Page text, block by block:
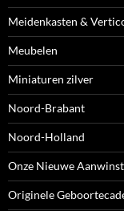
Meidenkasten &
Meubelen
Miniaturen zilver
Noord-Brabant
Noord-Holland
Onze Nieuwe
Originele